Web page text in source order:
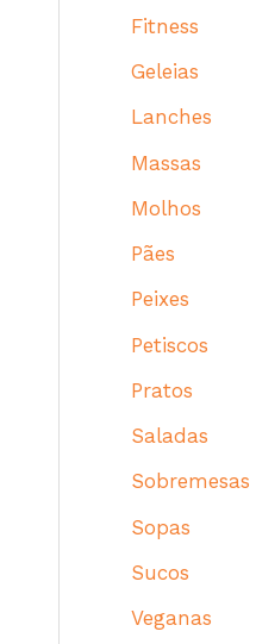
Fitness
Geleias
Lanches
Massas
Molhos
Pães
Peixes
Petiscos
Pratos
Saladas
Sobremesas
Sopas
Sucos
Veganas